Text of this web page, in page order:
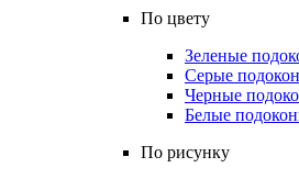
По цвету
Зеленые
Серые
Черные
Белые
По рисунку